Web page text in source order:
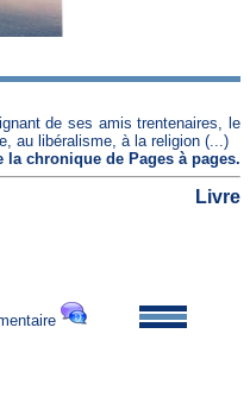
de ses amis trentenaires, le
au libéralisme, à la religion (...)
la chronique de Pages à pages.
Livre